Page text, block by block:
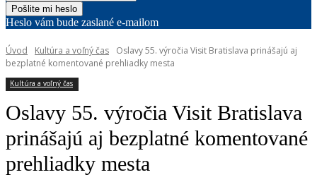
Heslo vám bude zaslané e-mailom
Úvod Kultúra a voľný čas
Oslavy 55. výročia Visit Bratislava prinášajú aj
bezplatné komentované prehliadky mesta
Kultúra a voľný čas
Oslavy 55. výročia Visit Bratislava
prinášajú aj bezplatné komentované
prehliadky mesta